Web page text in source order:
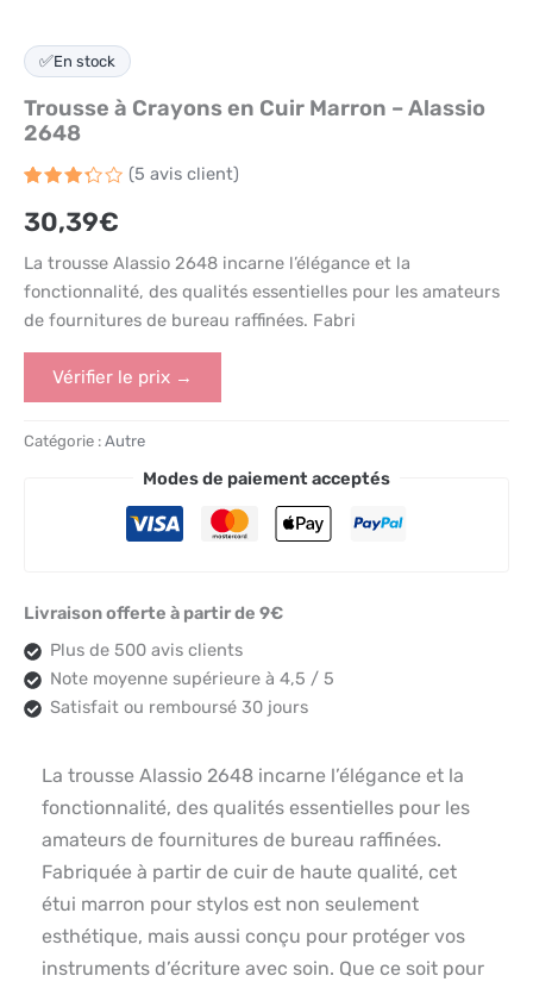
✅En stock
Trousse à Crayons en Cuir Marron – Alassio
2648
3.3
sur 5
sur
notations
client
(5 avis client)
30,39€
La trousse Alassio 2648 incarne l’élégance et la
fonctionnalité, des qualités essentielles pour les amateurs
de fournitures de bureau raffinées. Fabri
Vérifier le prix →
Catégorie : Autre
Modes de paiement acceptés
Livraison offerte à partir de 9€
Plus de 500 avis clients
Note moyenne supérieure à 4,5 / 5
Satisfait ou remboursé 30 jours
La trousse Alassio 2648 incarne l’élégance et la
fonctionnalité, des qualités essentielles pour les
amateurs de fournitures de bureau raffinées.
Fabriquée à partir de cuir de haute qualité, cet
étui marron pour stylos est non seulement
esthétique, mais aussi conçu pour protéger vos
instruments d’écriture avec soin. Que ce soit pour